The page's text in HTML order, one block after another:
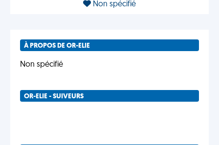
Non spécifié
À PROPOS DE OR-ELIE
Non spécifié
OR-ELIE - SUIVEURS